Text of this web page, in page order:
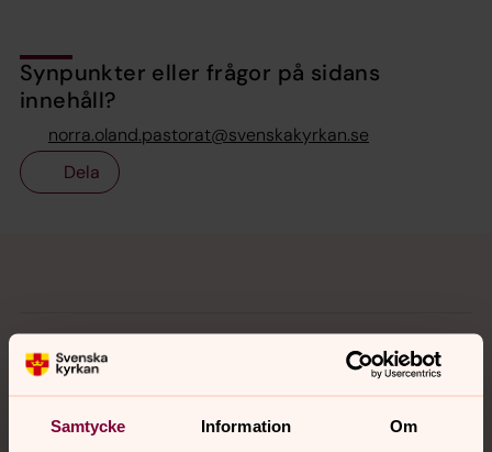
Samtycke Information Om
Synpunkter eller frågor på sidans
innehåll?
norra.oland.pastorat@svenskakyrkan.se
Dela
Kontakt
Kalender